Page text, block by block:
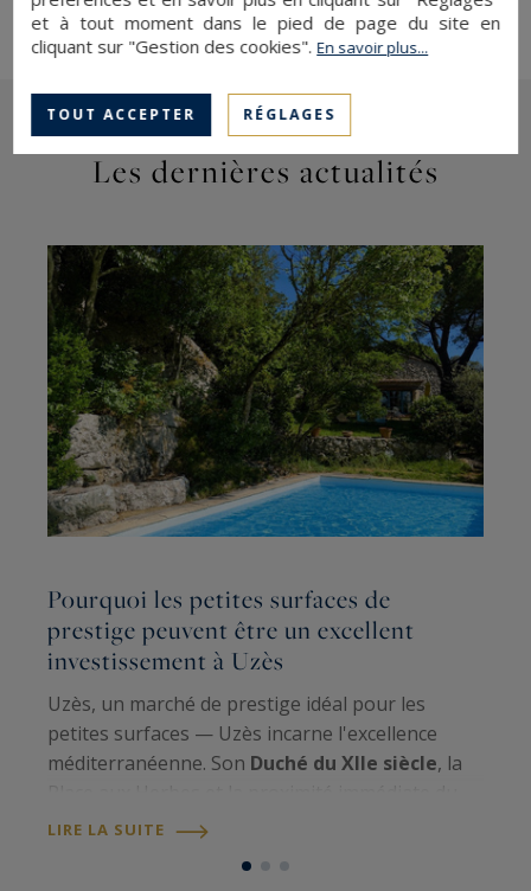
Les dernières actualités
Pourquoi les petites surfaces de
prestige peuvent être un excellent
investissement à Uzès
Uzès, un marché de prestige idéal pour les
petites surfaces — Uzès incarne l'excellence
méditerranéenne. Son Duché du XIIe siècle, la
Pont du Gard UNESCO
LIRE LA SUITE
et à tout moment dans le pied de page du site en
cliquant sur "Gestion des cookies".En savoir plus...
TOUT ACCEPTER RÉGLAGES